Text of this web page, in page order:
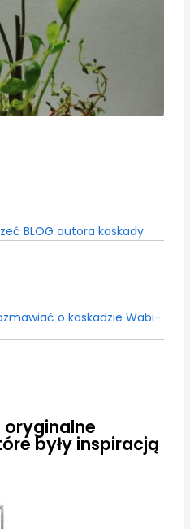
BLOG autora kaskady
o kaskadzie Wabi-
były inspiracją